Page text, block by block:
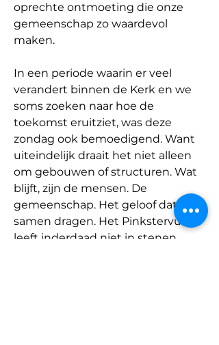
oprechte ontmoeting die onze
gemeenschap zo waardevol
maken.
In een periode waarin er veel
verandert binnen de Kerk en we
soms zoeken naar hoe de
toekomst eruitziet, was deze
zondag ook bemoedigend. Want
uiteindelijk draait het niet alleen
om gebouwen of structuren. Wat
blijft, zijn de mensen. De
gemeenschap. Het geloof dat we
samen dragen. Het Pinkstervuur
leeft inderdaad niet in stenen